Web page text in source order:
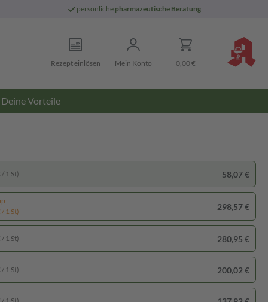
persönliche pharmazeutische Beratung
Rezept einlösen Mein Konto 0,00 €
Deine Vorteile
1 St)
298,57 €
1 St) 280,95 €
1 St) 200,02 €
1 St) 58,07 €